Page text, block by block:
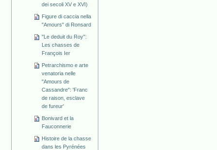
dei secoli XV e XVI)
Figure di caccia nella
"Amours" di Ronsard
"Le deduit du Roy":
Les chasses de
François Ier
Petrarchismo e arte
venatoria nelle
"Amours de
Cassandre": 'Franc
de raison, esclave
de fureur'
Bonivard et la
Fauconnerie
Histoire de la chasse
dans les Pyrénées